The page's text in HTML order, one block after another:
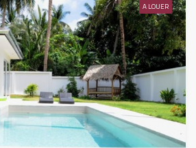
A LOUER